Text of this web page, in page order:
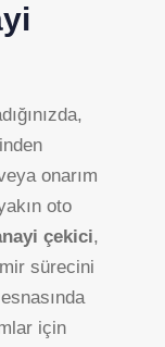
onarım
oto
çekici,
sürecini
için